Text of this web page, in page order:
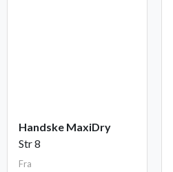
Handske MaxiDry
Str 8
Fra